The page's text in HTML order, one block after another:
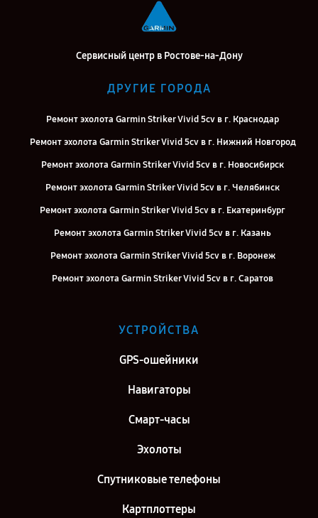
Сервисный центр в Ростове-на-Дону
ДРУГИЕ ГОРОДА
Ремонт эхолота Garmin Striker Vivid 5cv в г. Краснодар
Ремонт эхолота Garmin Striker Vivid 5cv в г. Нижний Новгород
Ремонт эхолота Garmin Striker Vivid 5cv в г. Новосибирск
Ремонт эхолота Garmin Striker Vivid 5cv в г. Челябинск
Ремонт эхолота Garmin Striker Vivid 5cv в г. Екатеринбург
Ремонт эхолота Garmin Striker Vivid 5cv в г. Казань
Ремонт эхолота Garmin Striker Vivid 5cv в г. Воронеж
Ремонт эхолота Garmin Striker Vivid 5cv в г. Саратов
Ремонт эхолота Garmin Striker Vivid 5cv в г. Киров
УСТРОЙСТВА
GPS-ошейники
Навигаторы
Смарт-часы
Эхолоты
Спутниковые телефоны
Картплоттеры